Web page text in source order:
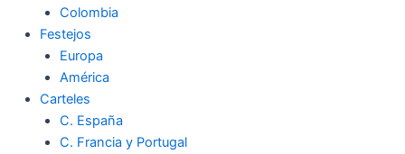
Colombia
Festejos
Europa
América
Carteles
C. España
C. Francia y Portugal